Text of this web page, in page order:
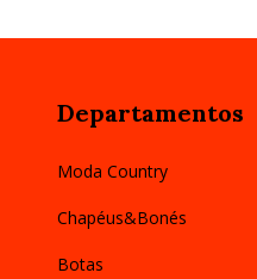
Departamentos
Moda Country
Chapéus&Bonés
Botas